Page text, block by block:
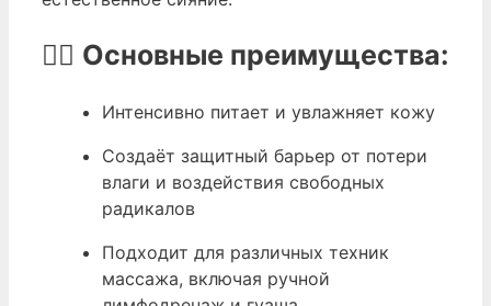
💆‍♀️ Основные преимущества:
Интенсивно питает и увлажняет кожу
Создаёт защитный барьер от потери
влаги и воздействия свободных
радикалов
Подходит для различных техник
массажа, включая ручной